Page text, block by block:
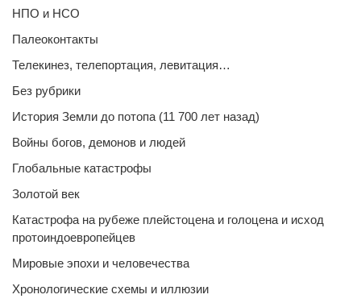
НПО и НСО
Палеоконтакты
Телекинез, телепортация, левитация…
Без рубрики
История Земли до потопа (11 700 лет назад)
Войны богов, демонов и людей
Глобальные катастрофы
Золотой век
Катастрофа на рубеже плейстоцена и голоцена и исход
протоиндоевропейцев
Мировые эпохи и человечества
Хронологические схемы и иллюзии